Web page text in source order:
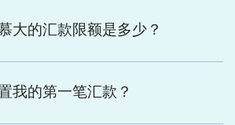
大的汇款限额是多少？
我的第一笔汇款？